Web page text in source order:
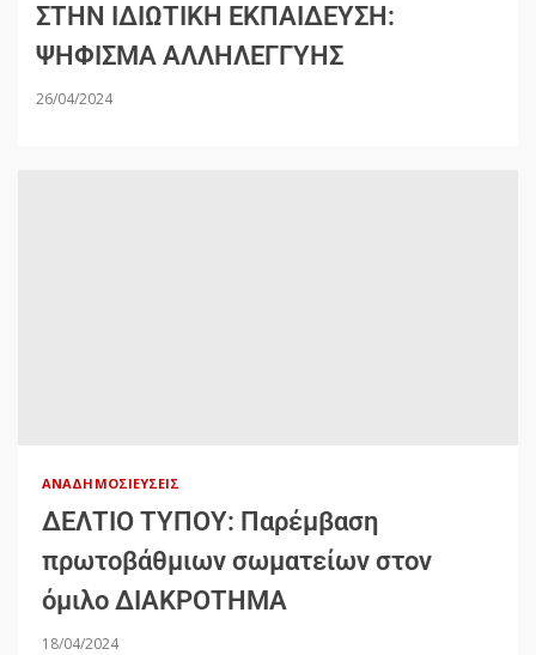
ΣΤΗΝ ΙΔΙΩΤΙΚΗ ΕΚΠΑΙΔΕΥΣΗ:
ΨΗΦΙΣΜΑ ΑΛΛΗΛΕΓΓΥΗΣ
26/04/2024
ΑΝΑΔΗΜΟΣΙΕΎΣΕΙΣ
ΔΕΛΤΙΟ ΤΥΠΟΥ: Παρέμβαση
πρωτοβάθμιων σωματείων στον
όμιλο ΔΙΑΚΡΟΤΗΜΑ
18/04/2024